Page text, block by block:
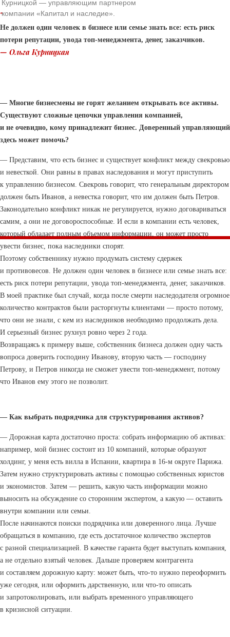
Курницкой — управляющим партнером
компании «Капитал и наследие».
“
Не должен один человек в бизнесе или семье знать все: есть риск
потери репутации, увода топ-менеджмента, денег, заказчиков.
— Ольга Курницкая
— Многие бизнесмены не горят желанием открывать все активы.
Существуют сложные цепочки управления компанией,
и не очевидно, кому принадлежит бизнес. Доверенный управляющий
здесь может помочь?
— Представим, что есть бизнес и существует конфликт между свекровью
и невесткой. Они равны в правах наследования и могут приступить
к управлению бизнесом. Свекровь говорит, что генеральным директором
должен быть Иванов, а невестка говорит, что им должен быть Петров.
Законодательно конфликт никак не регулируется, нужно договариваться
самим, а они не договороспособные. И если в компании есть человек,
который обладает полным объемом информации, он может просто
увести бизнес, пока наследники спорят.
Поэтому собственнику нужно продумать систему сдержек
и противовесов. Не должен один человек в бизнесе или семье знать все:
есть риск потери репутации, увода топ-менеджмента, денег, заказчиков.
В моей практике был случай, когда после смерти наследодателя огромное
количество контрактов были расторгнуты клиентами — просто потому,
что они не знали, с кем из наследников необходимо продолжать дела.
И серьезный бизнес рухнул ровно через 2 года.
Возвращаясь к примеру выше, собственник бизнеса должен одну часть
вопроса доверить господину Иванову, вторую часть — господину
Петрову, и Петров никогда не сможет увести топ-менеджмент, потому
что Иванов ему этого не позволит.
— Как выбрать подрядчика для структурирования активов?
— Дорожная карта достаточно проста: собрать информацию об активах:
например, мой бизнес состоит из 10 компаний, которые образуют
холдинг, у меня есть вилла в Испании, квартира в 16-м округе Парижа.
Затем нужно структурировать активы с помощью собственных юристов
и экономистов. Затем — решить, какую часть информации можно
выносить на обсуждение со сторонним экспертом, а какую — оставить
внутри компании или семьи.
После начинаются поиски подрядчика или доверенного лица. Лучше
обращаться в компанию, где есть достаточное количество экспертов
с разной специализацией. В качестве гаранта будет выступать компания,
а не отдельно взятый человек. Дальше проверяем контрагента
и составляем дорожную карту: может быть, что-то нужно переоформить
уже сегодня, или оформить дарственную, или что-то описать
и запротоколировать, или выбрать временного управляющего
в кризисной ситуации.